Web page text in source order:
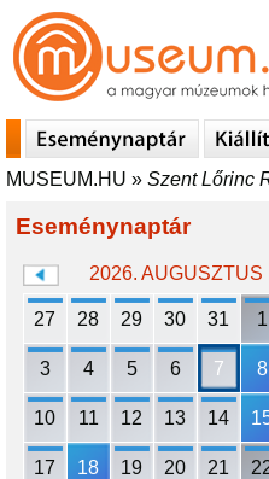
MUSEUM.HU » Szent Lőrinc
Eseménynaptár
2026. AUGUSZTUS
27 28 29 30 31 1
3 4 5 6 7 8
10 11 12 13 14
17 18 19 20 21